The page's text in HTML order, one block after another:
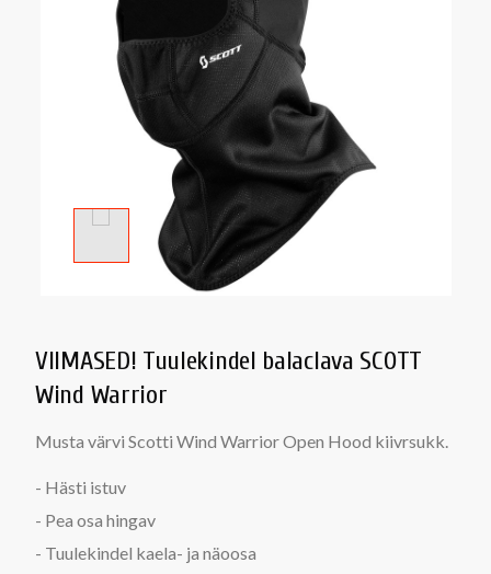
VIIMASED! Tuulekindel balaclava SCOTT
Wind Warrior
Musta värvi Scotti Wind Warrior Open Hood kiivrsukk.
- Hästi istuv
- Pea osa hingav
- Tuulekindel kaela- ja näoosa